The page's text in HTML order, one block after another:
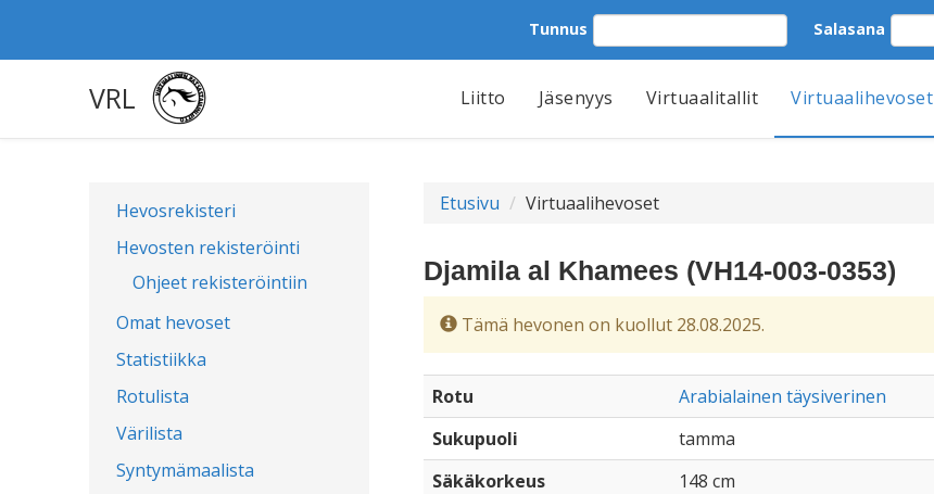
Tunnus Salasana
VRL Liitto Jäsenyys Virtuaalitallit Virtuaalihevoset
Hevosrekisteri
Hevosten rekisteröinti
Ohjeet rekisteröintiin
Omat hevoset
Statistiikka
Rotulista
Värilista
Syntymämaalista
Etusivu Virtuaalihevoset
Djamila al Khamees (VH14-003-0353)
Tämä hevonen on kuollut 28.08.2025.
Rotu
Arabialainen täysiverinen
Sukupuoli
tamma
Säkäkorkeus
148 cm